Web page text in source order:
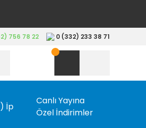
756 78 22 0 (332) 233 38 71
İp
Canlı Yayına
Özel İndirimler